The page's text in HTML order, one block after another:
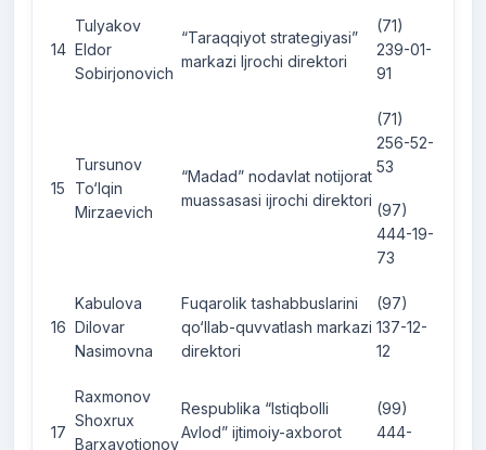
14
Tulyakov
Eldor
Sobirjonovich
“Taraqqiyot strategiyasi”
markazi Ijrochi direktori
(71)
239-01-
91
15
Tursunov
To‘lqin
Mirzaevich
“Madad” nodavlat notijorat
muassasasi ijrochi direktori
(71)
256-52-
53
(97)
444-19-
73
16
Kabulova
Dilovar
Nasimovna
Fuqarolik tashabbuslarini
qo‘llab-quvvatlash markazi
direktori
(97)
137-12-
12
17
Raxmonov
Shoxrux
Barxayotjonov
Respublika “Istiqbolli
Avlod” ijtimoiy-axborot
(99)
444-